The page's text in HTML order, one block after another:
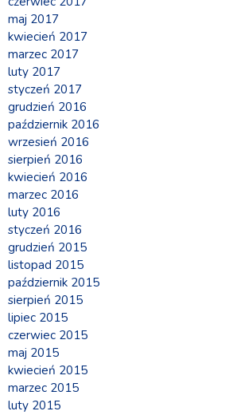
maj 2017
kwiecień 2017
marzec 2017
luty 2017
styczeń 2017
grudzień 2016
październik 2016
wrzesień 2016
sierpień 2016
kwiecień 2016
marzec 2016
luty 2016
styczeń 2016
grudzień 2015
listopad 2015
październik 2015
sierpień 2015
lipiec 2015
czerwiec 2015
maj 2015
kwiecień 2015
marzec 2015
luty 2015